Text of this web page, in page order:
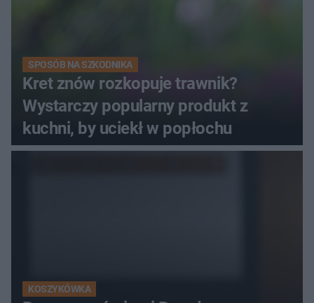
SPOSÓB NA SZKODNIKA
Kret znów rozkopuje trawnik?
Wystarczy popularny produkt z
kuchni, by uciekł w popłochu
KOSZYKÓWKA